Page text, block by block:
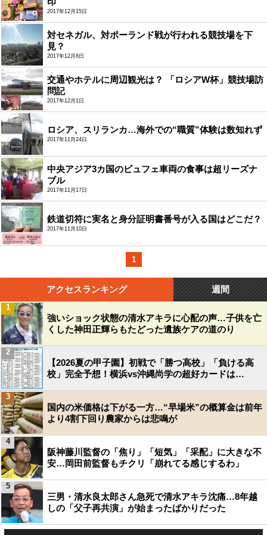
2017年12月15日
対セネガル、対ポーランド戦が行われる競技場を下
見？
2017年12月8日
交通やホテルに周辺観光は？ 「ロシアW杯」競技場訪
問記
2017年12月1日
ロシア、スリランカ…海外での“職質”体験は数知れず
2017年11月24日
中央アジア3カ国のビュフェ車両の食事は超リーズナ
ブル
2017年11月17日
鉄道切符に実名と身分証明書番号が入る国はどこだ？
2017年11月10日
1
アクセスランキング 週間
強いショック状態の清水アキラに心配の声…子供を亡
くした神田正輝らもたどった遺族ケアの道のり
1
【2026夏の甲子園】初戦で「勝つ高校」「負ける高
校」完全予想！横浜vs沖縄尚学の超好カードは…
2
国内の米価格は下がる一方…“早場米”の概算金は前年
より4割下回り農家からは悲鳴が
3
阪神藤川監督の「焦り」「短気」「采配」に大きな不
安…岡田前監督もチクリ「崩れてる感じするわ」
4
三男・清水良太郎さん急死で清水アキラ沈痛…8年越
しの「父子再共演」が始まったばかりだった
5